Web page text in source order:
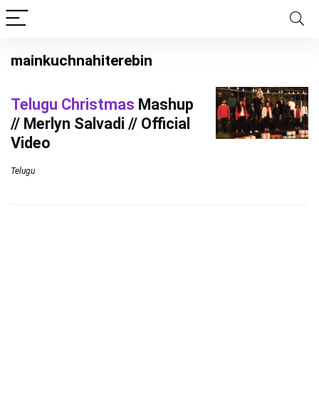
mainkuchnahiterebin
Telugu Christmas Mashup
// Merlyn Salvadi // Official
Video
Telugu